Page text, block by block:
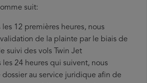
suit:
les 12 premières heures, nous
de la plainte par le biais de
suivi des vols Twin Jet
les 24 heures qui suivent, nous
dossier au service juridique afin de